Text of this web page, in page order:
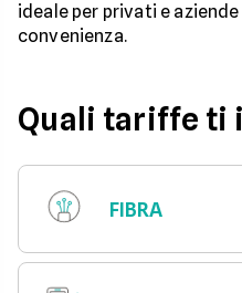
ideale per privati e
convenienza.
Quali tariffe ti
FIBRA